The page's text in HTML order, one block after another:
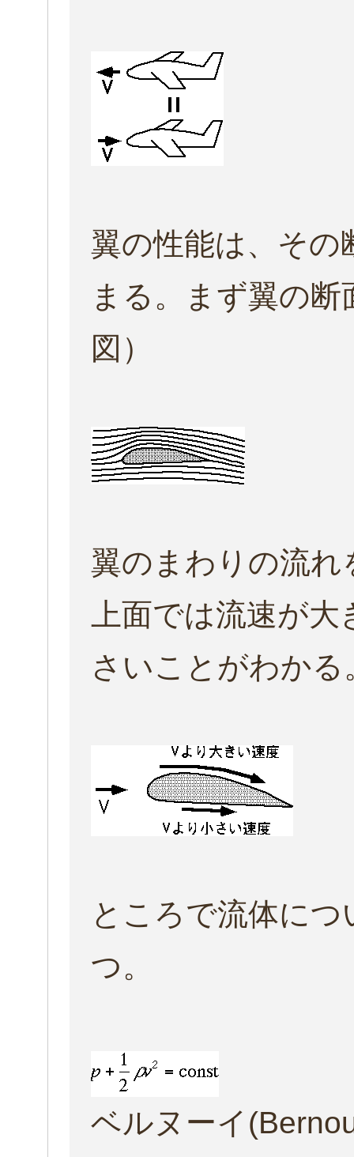
翼の性能は、その
まる。まず翼の
図）
翼のまわりの流れ
上面では流速が
さいことがわかる
ところで流体に
つ。
ベルヌーイ